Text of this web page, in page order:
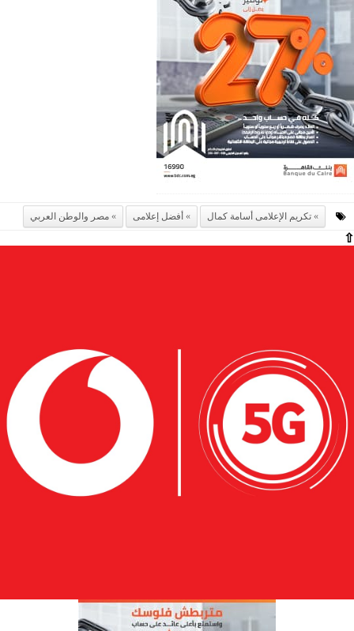
تكريم الإعلامى أسامة كمال أفضل إعلامى مصر والوطن العربي
⇧